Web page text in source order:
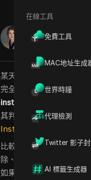
在線工具
免費工具
MAC地址生成
世界時鐘
代理檢測
Twitter 影子
AI 標籤生成器
Jessica Wardell
2026年5月
某天早上你打開
完全沒有預警，也沒有明
instagram是不是在移除追
其判定為假帳號、垃圾帳
Instagram官方網站
比較棘手的是找出原因。
除、不活躍帳號刪除、內
如果判斷錯誤，你可能會